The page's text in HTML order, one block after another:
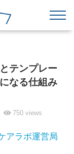
テンプレー
なる仕組み
750views
アラボ運営局